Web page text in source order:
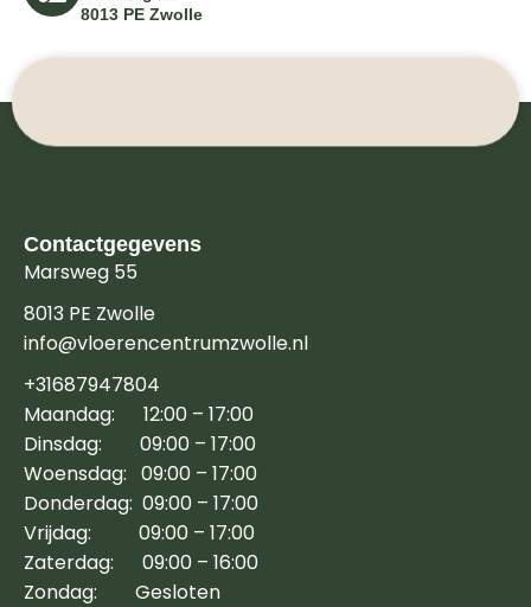
8013 PE Zwolle
Contactgegevens
Marsweg 55
8013 PE Zwolle
info@vloerencentrumzwolle.nl
+31687947804
Maandag: 12:00 – 17:00
Dinsdag: 09:00 – 17:00
Woensdag: 09:00 – 17:00
Donderdag: 09:00 – 17:00
Vrijdag: 09:00 – 17:00
Zaterdag: 09:00 – 16:00
Zondag: Gesloten